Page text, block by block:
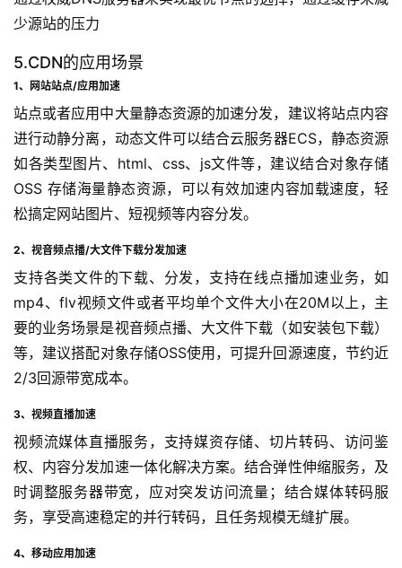
少源站的压力
5.CDN的应用场景
1、网站站点/应用加速
站点或者应用中大量静态资源的加速分发，建议将站点内容
进行动静分离，动态文件可以结合云服务器ECS，静态资源
如各类型图片、html、css、js文件等，建议结合对象存储
OSS 存储海量静态资源，可以有效加速内容加载速度，轻
松搞定网站图片、短视频等内容分发。
2、视音频点播/大文件下载分发加速
支持各类文件的下载、分发，支持在线点播加速业务，如
mp4、flv视频文件或者平均单个文件大小在20M以上，主
要的业务场景是视音频点播、大文件下载（如安装包下载）
等，建议搭配对象存储OSS使用，可提升回源速度，节约近
2/3回源带宽成本。
3、视频直播加速
视频流媒体直播服务，支持媒资存储、切片转码、访问鉴
权、内容分发加速一体化解决方案。结合弹性伸缩服务，及
时调整服务器带宽，应对突发访问流量；结合媒体转码服
务，享受高速稳定的并行转码，且任务规模无缝扩展。
4、移动应用加速